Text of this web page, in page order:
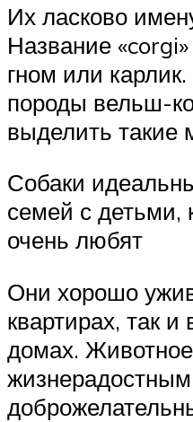
Их ласково
Название
гном или
породы вельш-
выделить такие
Собаки
семей с детьми,
очень любят
Они хорошо
квартирах, так и
домах.